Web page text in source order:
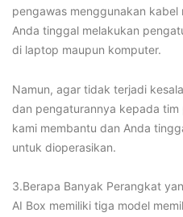
pengawas menggunakan kabel
Anda tinggal melakukan
di laptop maupun komputer.
Namun, agar tidak terjadi
dan pengaturannya kepada tim
kami membantu dan Anda
untuk dioperasikan.
3.Berapa Banyak Perangkat
AI Box memiliki tiga model